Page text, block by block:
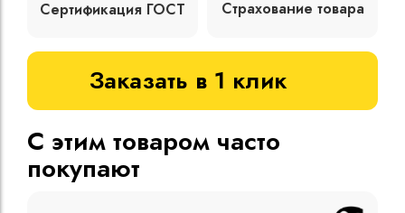
Сертификация ГОСТ Страхование товара
Заказать в 1 клик
С этим товаром часто
покупают